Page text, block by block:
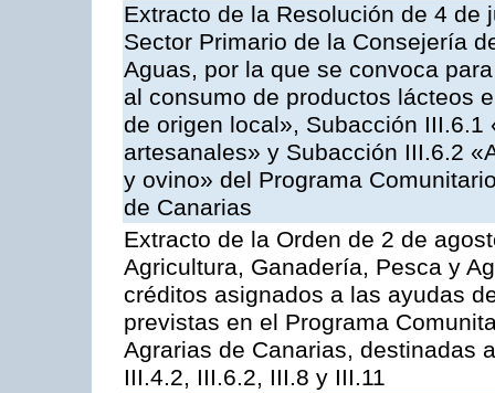
Extracto de la Resolución de 4
Sector Primario de la Consejería
Aguas, por la que se convoca
al consumo de productos lácteos
de origen local», Subacción
artesanales» y Subacción III.6.2
y ovino» del Programa
de Canarias
Extracto de la Orden de 2 de
Agricultura, Ganadería, Pesca y
créditos asignados a las ayudas
previstas en el Programa
Agrarias de Canarias, destinadas
III.4.2, III.6.2, III.8 y III.11